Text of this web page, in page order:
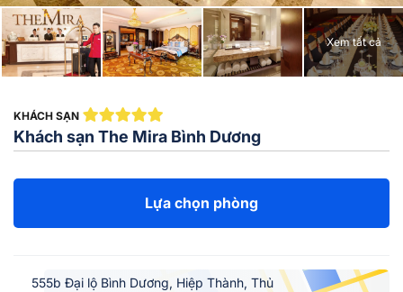
Xem tất cả
KHÁCH SẠN
Khách sạn The Mira Bình Dương
Lựa chọn phòng
555b Đại lộ Bình Dương, Hiệp Thành, Thủ